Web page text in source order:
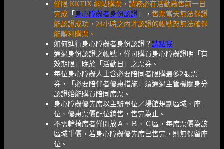
僅限 KKTIX 網站購票，請務必在活動啟售前一日
完成 「 身心障礙者身份認證 」， 售票當天無法保證
能認證成功，24小時之內才認證的帳號恕無法確保
能順利購票。
如何進行身心障礙者身份認證？ 請點我
通過身份認證之帳號，僅可購買身心障礙證明「有
效期限」晚於「活動日」之票券。
每位身心障礙人士含必要陪同者限購最多2張票
券，「必要陪伴者優惠措施」須通過主管機關身分
認證始能購買陪同席票。
身心障礙優先席以主辦單位／場館規劃區域、座
位、優惠票價配位銷售，售完為止。
不需輪椅席者僅開放Ａ、Ｂ、Ｃ區，每席票價為該
區域半價，若身心障礙優先席已售完，則無保留座
位。